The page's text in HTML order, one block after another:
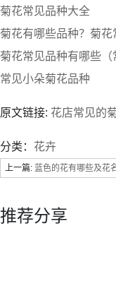
菊花常见品种大全
菊花有哪些品种？菊
菊花常见品种有哪些（
常见小朵菊花品种
原文链接: 花店常见的
分类： 花卉
上一篇: 蓝色的花有哪些及花
推荐分享